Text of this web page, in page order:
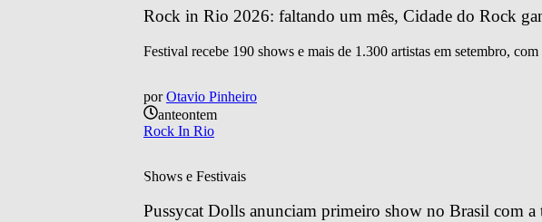
Rock in Rio 2026: faltando um mês, Cidade do Rock
Festival recebe 190 shows e mais de 1.300 artistas em setembro,
por Otavio Pinheiro
anteontem
Rock In Rio
Shows e Festivais
Pussycat Dolls anunciam primeiro show no Brasil com